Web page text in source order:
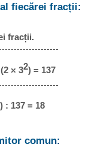
fiecărei fracții:
fracții.
× 32) = 137
: 137 = 18
comun: